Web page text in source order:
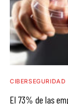
CIBERSEGURIDAD
El 73% de las